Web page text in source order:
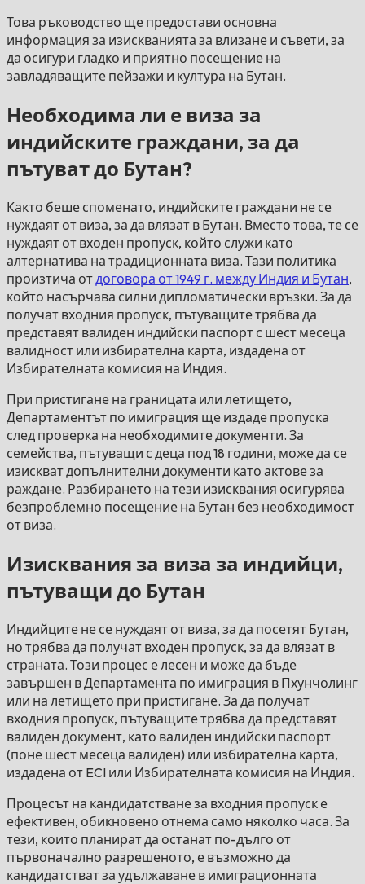
Това ръководство ще предостави основна
информация за изискванията за влизане и съвети, за
да осигури гладко и приятно посещение на
завладяващите пейзажи и култура на Бутан.
Необходима ли е виза за
индийските граждани, за да
пътуват до Бутан?
Както беше споменато, индийските граждани не се
нуждаят от виза, за да влязат в Бутан. Вместо това, те се
нуждаят от входен пропуск, който служи като
алтернатива на традиционната виза. Тази политика
произтича отдоговора от 1949 г. между Индия и Бутан,
който насърчава силни дипломатически връзки. За да
получат входния пропуск, пътуващите трябва да
представят валиден индийски паспорт с шест месеца
валидност или избирателна карта, издадена от
Избирателната комисия на Индия.
При пристигане на границата или летището,
Департаментът по имиграция ще издаде пропуска
след проверка на необходимите документи. За
семейства, пътуващи с деца под 18 години, може да се
изискват допълнителни документи като актове за
раждане. Разбирането на тези изисквания осигурява
безпроблемно посещение на Бутан без необходимост
от виза.
Изисквания за виза за индийци,
пътуващи до Бутан
Индийците не се нуждаят от виза, за да посетят Бутан,
но трябва да получат входен пропуск, за да влязат в
страната. Този процес е лесен и може да бъде
завършен в Департамента по имиграция в Пхунчолинг
или на летището при пристигане. За да получат
входния пропуск, пътуващите трябва да представят
валиден документ, като валиден индийски паспорт
(поне шест месеца валиден) или избирателна карта,
издадена от ECI или Избирателната комисия на Индия.
Процесът на кандидатстване за входния пропуск е
ефективен, обикновено отнема само няколко часа. За
тези, които планират да останат по-дълго от
първоначално разрешеното, е възможно да
кандидатстват за удължаване в имиграционната